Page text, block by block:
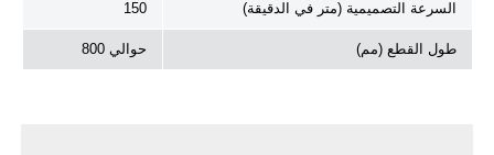
السرعة التصميمية (متر في الدقيقة) 150
طول القطع (مم) حوالي 800